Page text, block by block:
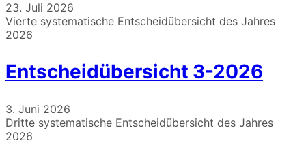
23. Juli 2026
Vierte systematische Entscheidübersicht des Jahres
2026
Entscheidübersicht 3-2026
3. Juni 2026
Dritte systematische Entscheidübersicht des Jahres
2026